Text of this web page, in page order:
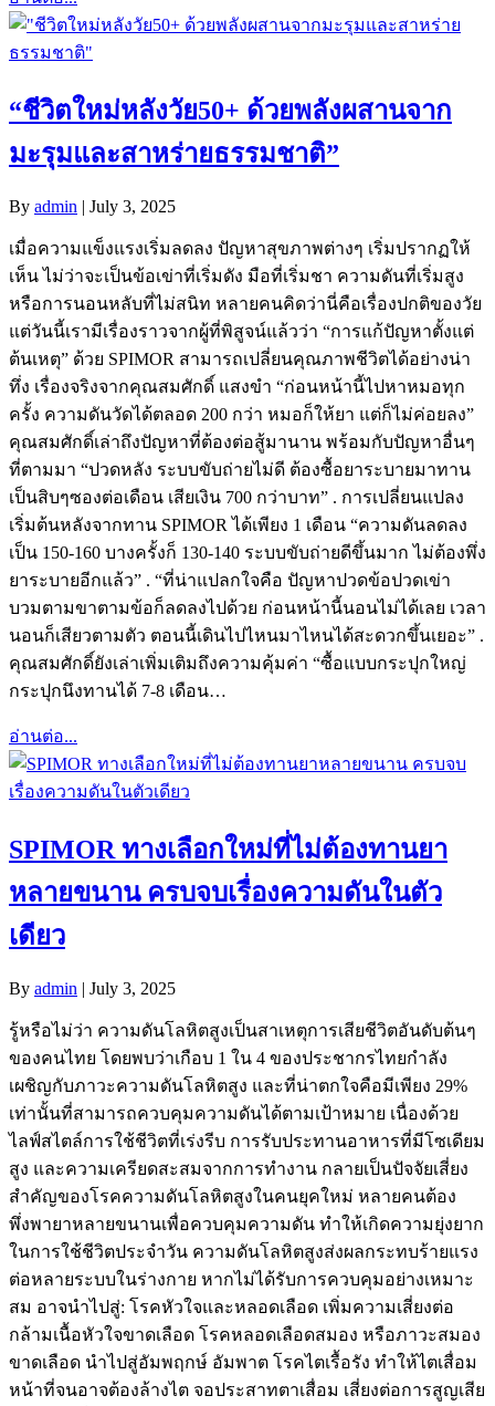
“ชีวิตใหม่หลังวัย50+ ด้วยพลังผสานจาก
มะรุมและสาหร่ายธรรมชาติ”
By admin | July 3, 2025
เมื่อความแข็งแรงเริ่มลดลง ปัญหาสุขภาพต่างๆ เริ่มปรากฏให้
เห็น ไม่ว่าจะเป็นข้อเข่าที่เริ่มดัง มือที่เริ่มชา ความดันที่เริ่มสูง
หรือการนอนหลับที่ไม่สนิท หลายคนคิดว่านี่คือเรื่องปกติของวัย
แต่วันนี้เรามีเรื่องราวจากผู้ที่พิสูจน์แล้วว่า “การแก้ปัญหาตั้งแต่
ต้นเหตุ” ด้วย SPIMOR สามารถเปลี่ยนคุณภาพชีวิตได้อย่างน่า
ทึ่ง เรื่องจริงจากคุณสมศักดิ์ แสงขำ “ก่อนหน้านี้ไปหาหมอทุก
ครั้ง ความดันวัดได้ตลอด 200 กว่า หมอก็ให้ยา แต่ก็ไม่ค่อยลง”
คุณสมศักดิ์เล่าถึงปัญหาที่ต้องต่อสู้มานาน พร้อมกับปัญหาอื่นๆ
ที่ตามมา “ปวดหลัง ระบบขับถ่ายไม่ดี ต้องซื้อยาระบายมาทาน
เป็นสิบๆซองต่อเดือน เสียเงิน 700 กว่าบาท” . การเปลี่ยนแปลง
เริ่มต้นหลังจากทาน SPIMOR ได้เพียง 1 เดือน “ความดันลดลง
เป็น 150-160 บางครั้งก็ 130-140 ระบบขับถ่ายดีขึ้นมาก ไม่ต้องพึ่ง
ยาระบายอีกแล้ว” . “ที่น่าแปลกใจคือ ปัญหาปวดข้อปวดเข่า
บวมตามขาตามข้อก็ลดลงไปด้วย ก่อนหน้านี้นอนไม่ได้เลย เวลา
นอนก็เสียวตามตัว ตอนนี้เดินไปไหนมาไหนได้สะดวกขึ้นเยอะ” .
คุณสมศักดิ์ยังเล่าเพิ่มเติมถึงความคุ้มค่า “ซื้อแบบกระปุกใหญ่
กระปุกนึงทานได้ 7-8 เดือน…
อ่านต่อ...
SPIMOR ทางเลือกใหม่ที่ไม่ต้องทานยา
หลายขนาน ครบจบเรื่องความดันในตัว
เดียว
By admin | July 3, 2025
รู้หรือไม่ว่า ความดันโลหิตสูงเป็นสาเหตุการเสียชีวิตอันดับต้นๆ
ของคนไทย โดยพบว่าเกือบ 1 ใน 4 ของประชากรไทยกำลัง
เผชิญกับภาวะความดันโลหิตสูง และที่น่าตกใจคือมีเพียง 29%
เท่านั้นที่สามารถควบคุมความดันได้ตามเป้าหมาย เนื่องด้วย
ไลฟ์สไตล์การใช้ชีวิตที่เร่งรีบ การรับประทานอาหารที่มีโซเดียม
สูง และความเครียดสะสมจากการทำงาน กลายเป็นปัจจัยเสี่ยง
สำคัญของโรคความดันโลหิตสูงในคนยุคใหม่ หลายคนต้อง
พึ่งพายาหลายขนานเพื่อควบคุมความดัน ทำให้เกิดความยุ่งยาก
ในการใช้ชีวิตประจำวัน ความดันโลหิตสูงส่งผลกระทบร้ายแรง
ต่อหลายระบบในร่างกาย หากไม่ได้รับการควบคุมอย่างเหมาะ
สม อาจนำไปสู่: โรคหัวใจและหลอดเลือด เพิ่มความเสี่ยงต่อ
กล้ามเนื้อหัวใจขาดเลือด โรคหลอดเลือดสมอง หรือภาวะสมอง
ขาดเลือด นำไปสู่อัมพฤกษ์ อัมพาต โรคไตเรื้อรัง ทำให้ไตเสื่อม
หน้าที่จนอาจต้องล้างไต จอประสาทตาเสื่อม เสี่ยงต่อการสูญเสีย